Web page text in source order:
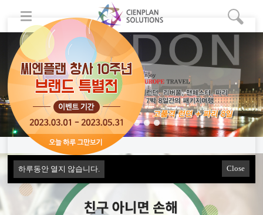
하루동안 열지 않습니다. Close